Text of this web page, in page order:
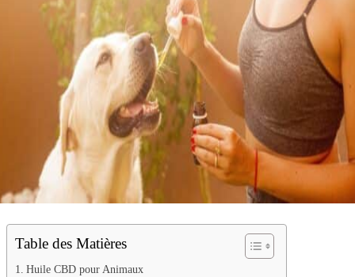
Table des Matières
Huile CBD pour Animaux